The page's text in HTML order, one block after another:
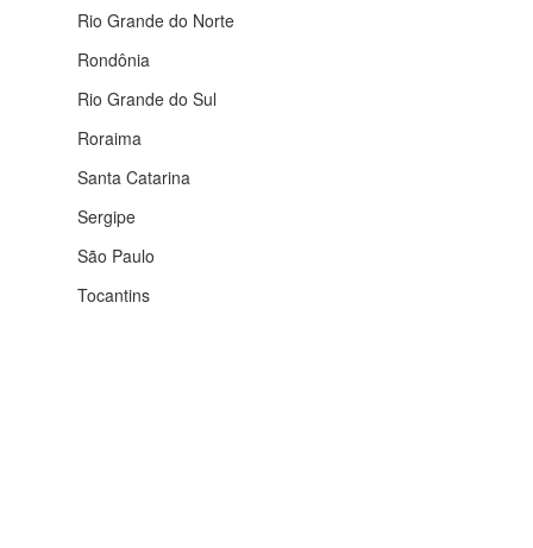
Rio Grande do Norte
Rondônia
Rio Grande do Sul
Roraima
Santa Catarina
Sergipe
São Paulo
Tocantins